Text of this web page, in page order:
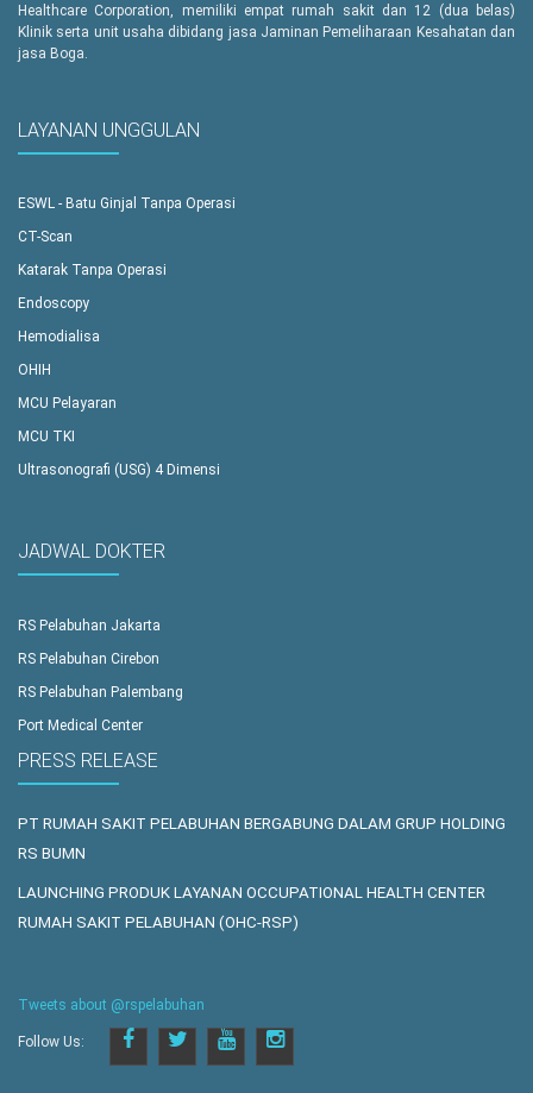
Healthcare Corporation, memiliki empat rumah sakit dan 12 (dua belas)
Klinik serta unit usaha dibidang jasa Jaminan Pemeliharaan Kesahatan dan
jasa Boga.
LAYANAN UNGGULAN
ESWL - Batu Ginjal Tanpa Operasi
CT-Scan
Katarak Tanpa Operasi
Endoscopy
Hemodialisa
OHIH
MCU Pelayaran
MCU TKI
Ultrasonografi (USG) 4 Dimensi
JADWAL DOKTER
RS Pelabuhan Jakarta
RS Pelabuhan Cirebon
RS Pelabuhan Palembang
Port Medical Center
PRESS RELEASE
PT RUMAH SAKIT PELABUHAN BERGABUNG DALAM GRUP HOLDING
RS BUMN
LAUNCHING PRODUK LAYANAN OCCUPATIONAL HEALTH CENTER
RUMAH SAKIT PELABUHAN (OHC-RSP)
Tweets about @rspelabuhan
Follow Us: